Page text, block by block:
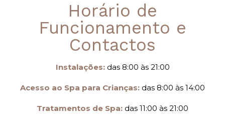
Horário de
Funcionamento e
Contactos
Instalações:das 8:00 às 21:00
Acesso ao Spa para Crianças: das 8:00 às 14:00
Tratamentos de Spa: das 11:00 às 21:00